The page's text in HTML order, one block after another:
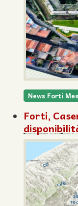
News Forti
Forti,